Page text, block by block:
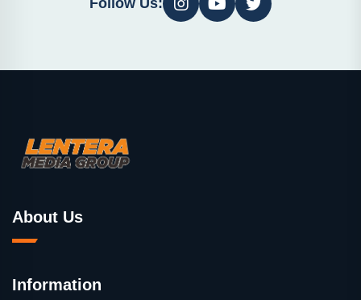
Follow Us:
About Us
Information